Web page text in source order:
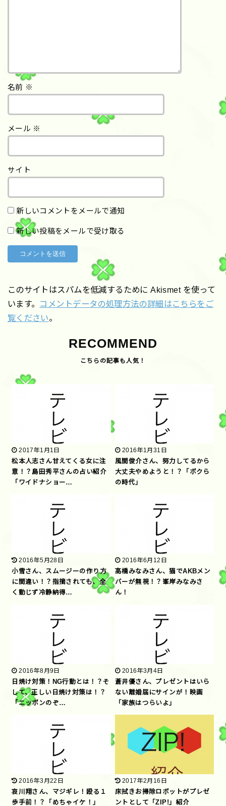
名前 ※
メール ※
サイト
新しいコメントをメールで通知
新しい投稿をメールで受け取る
このサイトはスパムを低減するために Akismet を使って
います。 コメントデータの処理方法の詳細はこちらをご
覧ください。
RECOMMEND
2017年1月1日
松本人志さん甘えてくる女に注
意！？島田秀平さんの占い紹介
「ワイドナショー…
2016年1月31日
風間俊介さん、努力してるから
大丈夫やめようと！？「ボクら
の時代」
2016年5月28日
小雪さん、スムージーの作り方
に間違い！？指摘されても、全
く動じず冷静納得…
2016年6月12日
高橋みなみさん、猫でAKBメン
バーが無視！？峯岸みなみさ
ん！
2016年8月9日
日焼け対策！NG行動とは！？そ
して、正しい日焼け対策は！？
「ニッポンのぞ…
2016年3月4日
蒼井優さん、プレゼントはいら
ない離婚届にサインが！映画
「家族はつらいよ」
2016年3月22日
哀川翔さん、マジギレ！殴る１
歩手前！？「めちゃイケ！」
2017年2月16日
床拭きお掃除ロボットがプレゼ
ントとして「ZIP!」紹介